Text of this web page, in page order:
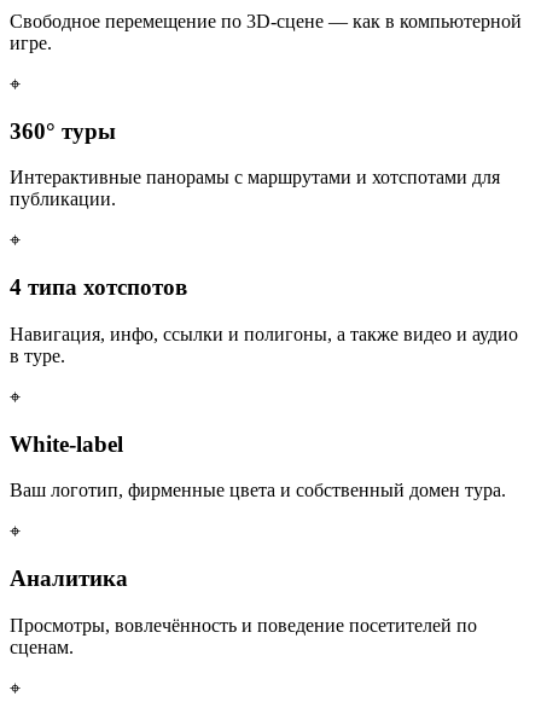
Свободное перемещение по 3D-сцене — как в компьютерной
игре.
⌖
360° туры
Интерактивные панорамы с маршрутами и хотспотами для
публикации.
⌖
4 типа хотспотов
Навигация, инфо, ссылки и полигоны, а также видео и аудио
в туре.
⌖
White-label
Ваш логотип, фирменные цвета и собственный домен тура.
⌖
Аналитика
Просмотры, вовлечённость и поведение посетителей по
сценам.
⌖